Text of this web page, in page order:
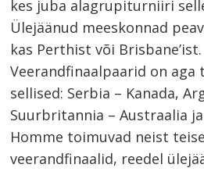
kes juba alagrupiturniiri
Ülejäänud meeskonnad
kas Perthist või Brisbane’ist.
Veerandfinaalpaarid on
sellised: Serbia – Kanada,
Suurbritannia – Austraalia
Homme toimuvad neist
veerandfinaalid, reedel